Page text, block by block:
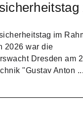
im
2026 war die
Dresden am
"Gustav Anton ...